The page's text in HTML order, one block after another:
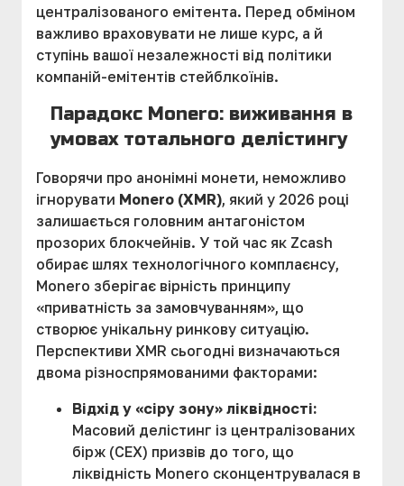
централізованого емітента. Перед обміном
важливо враховувати не лише курс, а й
ступінь вашої незалежності від політики
компаній-емітентів стейблкоїнів.
Парадокс Monero: виживання в
умовах тотального делістингу
Говорячи про анонімні монети, неможливо
ігнорувати Monero (XMR), який у 2026 році
залишається головним антагоністом
прозорих блокчейнів. У той час як Zcash
обирає шлях технологічного комплаєнсу,
Monero зберігає вірність принципу
«приватність за замовчуванням», що
створює унікальну ринкову ситуацію.
Перспективи XMR сьогодні визначаються
двома різноспрямованими факторами:
Відхід у «сіру зону» ліквідності:
Масовий делістинг із централізованих
бірж (CEX) призвів до того, що
ліквідність Monero сконцентрувалася в